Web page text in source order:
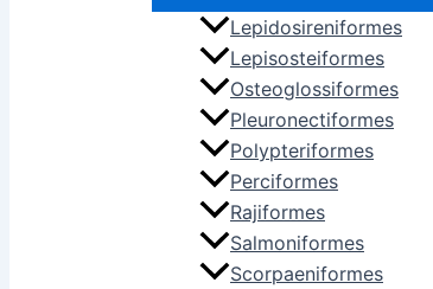
Lepidosireniformes
Lepisosteiformes
Osteoglossiformes
Pleuronectiformes
Polypteriformes
Perciformes
Rajiformes
Salmoniformes
Scorpaeniformes